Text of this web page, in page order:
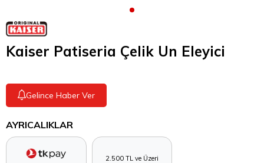
Kaiser Patiseria Çelik Un Eleyici
Gelince Haber Ver
AYRICALIKLAR
2.500 TL ve Üzeri